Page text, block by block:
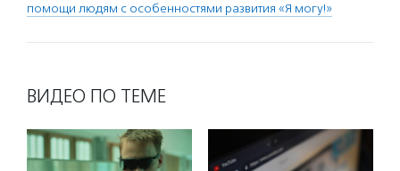
помощи людям с особенностями развития «Я могу!»
ВИДЕО ПО ТЕМЕ